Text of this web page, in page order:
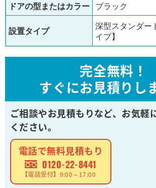
ドアの型またはカラー ブラック
設置タイプ
深型スタンダー
イプ】
完全無料！
すぐにお見積りし
ご相談やお見積もりなど、 お気軽
ください。
電話で無料見積もり
0120-22-8441
【電話受付】9:00～17:00